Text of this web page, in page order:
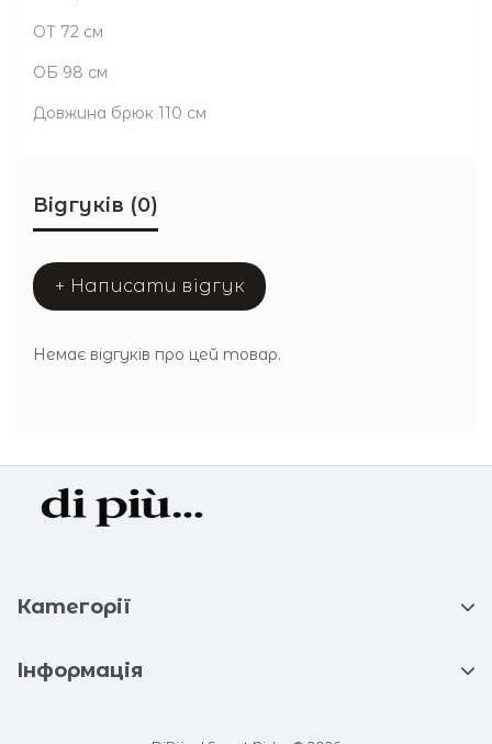
ОТ 72 см
ОБ 98 см
Довжина брюк 110 см
Відгуків (0)
+ Написати відгук
Немає відгуків про цей товар.
Категорії
Інформація